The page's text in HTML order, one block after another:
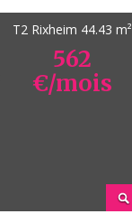
T2 Rixheim 44.43 m²
562
€/mois